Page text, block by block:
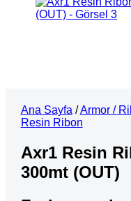
Ana Sayfa / Armor /
Resin Ribon
Axr1 Resin
300mt (OUT)